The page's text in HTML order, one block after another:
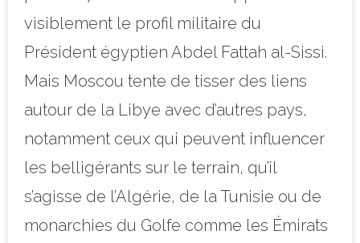
visiblement le profil militaire du
Président égyptien Abdel Fattah al-Sissi.
Mais Moscou tente de tisser des liens
autour de la Libye avec d’autres pays,
notamment ceux qui peuvent influencer
les belligérants sur le terrain, qu’il
s’agisse de l’Algérie, de la Tunisie ou de
monarchies du Golfe comme les Émirats